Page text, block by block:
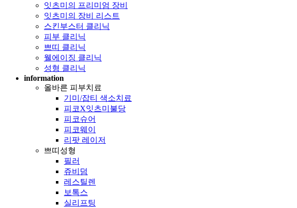
잇츠미의 프리미엄 장비
잇츠미의 장비 리스트
스킨부스터 클리닉
피부 클리닉
쁘띠 클리닉
웰에이징 클리닉
성형 클리닉
information
올바른 피부치료
기미/잡티 색소치료
피코X잇츠미불당
피코슈어
피코웨이
리팟 레이저
쁘띠성형
필러
쥬비덤
레스틸렌
보톡스
실리프팅